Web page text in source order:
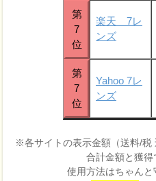
第
7
位
楽天 7レ
ンズ
第
7
位
Yahoo 7レ
ンズ
※各サイトの表示金額（送料/
合計金額と獲得
使用方法はちゃんと